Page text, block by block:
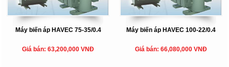
Máy biến áp HAVEC 75-35/0.4
Giá bán: 63,200,000 VNĐ
Máy biến áp HAVEC 100-22/0.4
Giá bán: 66,080,000 VNĐ